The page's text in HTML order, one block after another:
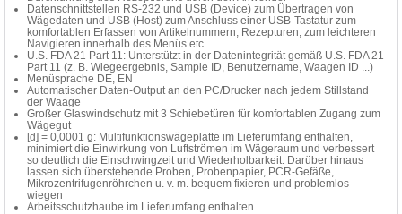
Datenschnittstellen RS-232 und USB (Device) zum Übertragen von
Wägedaten und USB (Host) zum Anschluss einer USB-Tastatur zum
komfortablen Erfassen von Artikelnummern, Rezepturen, zum leichteren
Navigieren innerhalb des Menüs etc.
U.S. FDA 21 Part 11: Unterstützt in der Datenintegrität gemäß U.S. FDA 21
Part 11 (z. B. Wiegeergebnis, Sample ID, Benutzername, Waagen ID ...)
Menüsprache DE, EN
Automatischer Daten-Output an den PC/Drucker nach jedem Stillstand
der Waage
Großer Glaswindschutz mit 3 Schiebetüren für komfortablen Zugang zum
Wägegut
[d] = 0,0001 g: Multifunktionswägeplatte im Lieferumfang enthalten,
minimiert die Einwirkung von Luftströmen im Wägeraum und verbessert
so deutlich die Einschwingzeit und Wiederholbarkeit. Darüber hinaus
lassen sich überstehende Proben, Probenpapier, PCR-Gefäße,
Mikrozentrifugenröhrchen u. v. m. bequem fixieren und problemlos
wiegen
Arbeitsschutzhaube im Lieferumfang enthalten